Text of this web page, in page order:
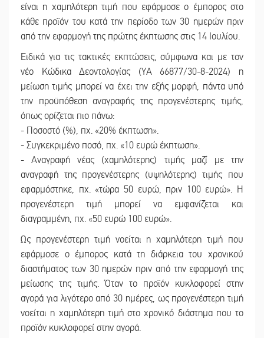
είναι η χαμηλότερη τιμή που εφάρμοσε ο έμπορος στο
κάθε προϊόν του κατά την περίοδο των 30 ημερών πριν
από την εφαρμογή της πρώτης έκπτωσης στις 14 Ιουλίου.
Ειδικά για τις τακτικές εκπτώσεις, σύμφωνα και με τον
νέο Κώδικα Δεοντολογίας (ΥΑ 66877/30-8-2024) η
μείωση τιμής μπορεί να έχει την εξής μορφή, πάντα υπό
την προϋπόθεση αναγραφής της προγενέστερης τιμής,
όπως ορίζεται πιο πάνω:
- Ποσοστό (%), πχ. «20% έκπτωση».
- Συγκεκριμένο ποσό, πχ. «10 ευρώ έκπτωση».
- Αναγραφή νέας (χαμηλότερης) τιμής μαζί με την
αναγραφή της προγενέστερης (υψηλότερης) τιμής που
εφαρμόστηκε, πχ. «τώρα 50 ευρώ, πριν 100 ευρώ». Η
προγενέστερη τιμή μπορεί να εμφανίζεται και
διαγραμμένη, πχ. «50 ευρώ 100 ευρώ».
Ως προγενέστερη τιμή νοείται η χαμηλότερη τιμή που
εφάρμοσε ο έμπορος κατά τη διάρκεια του χρονικού
διαστήματος των 30 ημερών πριν από την εφαρμογή της
μείωσης της τιμής. Όταν το προϊόν κυκλοφορεί στην
αγορά για λιγότερο από 30 ημέρες, ως προγενέστερη τιμή
νοείται η χαμηλότερη τιμή στο χρονικό διάστημα που το
προϊόν κυκλοφορεί στην αγορά.